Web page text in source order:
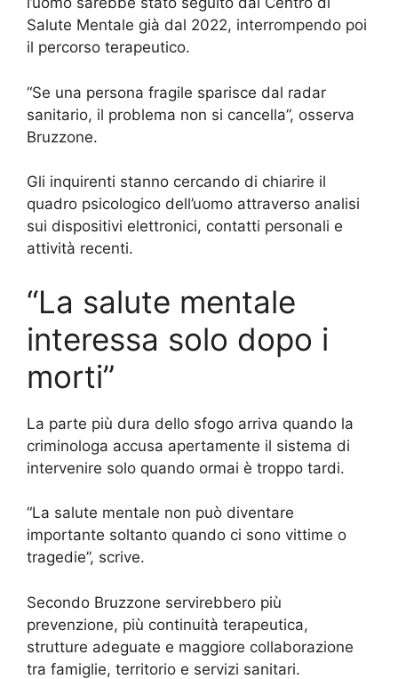
Salute Mentale già dal 2022, interrompendo poi
il percorso terapeutico.
“Se una persona fragile sparisce dal radar
sanitario, il problema non si cancella”, osserva
Bruzzone.
Gli inquirenti stanno cercando di chiarire il
quadro psicologico dell’uomo attraverso analisi
sui dispositivi elettronici, contatti personali e
attività recenti.
“La salute mentale
interessa solo dopo i
morti”
La parte più dura dello sfogo arriva quando la
criminologa accusa apertamente il sistema di
intervenire solo quando ormai è troppo tardi.
“La salute mentale non può diventare
importante soltanto quando ci sono vittime o
tragedie”, scrive.
Secondo Bruzzone servirebbero più
prevenzione, più continuità terapeutica,
strutture adeguate e maggiore collaborazione
tra famiglie, territorio e servizi sanitari.